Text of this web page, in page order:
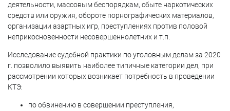
деятельности, массовым беспорядкам, сбыте наркотических
средств или оружия, обороте порнографических материалов,
организации азартных игр, преступлениях против половой
неприкосновенности несовершеннолетних и т.п.
Исследование судебной практики по уголовным делам за 2020
г. позволило выявить наиболее типичные категории дел, при
рассмотрении которых возникает потребность в проведении
КТЭ:
по обвинению в совершении преступления,